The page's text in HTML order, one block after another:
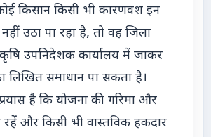
किसान किसी भी कारणवश इन
उठा पा रहा है, तो वह जिला
उपनिदेशक कार्यालय में जाकर
लिखित समाधान पा सकता है।
है कि योजना की गरिमा और
और किसी भी वास्तविक हकदार